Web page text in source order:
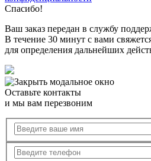
Спасибо!
Ваш заказ передан в службу
В течение 30 минут с вами
для определения дальнейших
Оставьте контакты
и мы вам перезвоним